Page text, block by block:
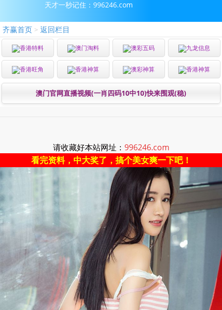
天才一秒记住：996246.com
齐赢首页 > 返回栏目
香港特料 澳门淘料 澳彩五码 九龙信息
香港旺角 香港神算 澳彩神算 香港神算
澳门官网直播视频(一肖四码10中10)快来围观(稳)
请收藏好本站网址： 996246.com
看完资料，中大奖了，搞个美女爽一下吧！